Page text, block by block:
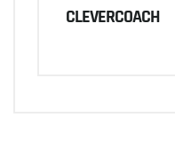
CLEVERCOACH